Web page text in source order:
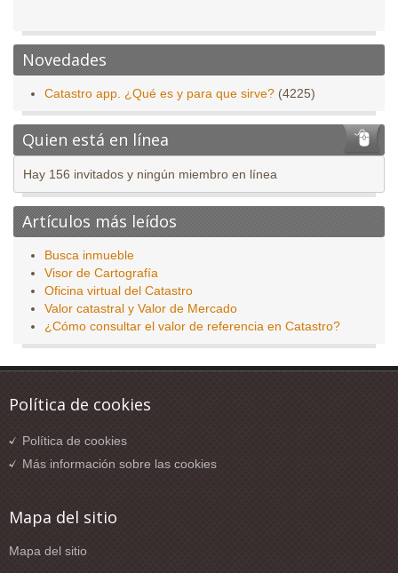
Novedades
Catastro app. ¿Qué es y para que sirve? (4225)
Quien está en línea
Hay 156 invitados y ningún miembro en línea
Artículos más leídos
Busca inmueble
Visor de Cartografía
Oficina virtual del Catastro
Valor catastral y Valor de Mercado
¿Cómo consultar el valor de referencia en Catastro?
Política de cookies
Política de cookies
Más información sobre las cookies
Mapa del sitio
Mapa del sitio